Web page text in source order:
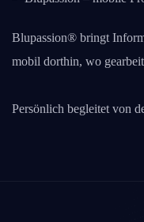
Blupassion® bringt
mobil dorthin, wo
Persönlich begleitet von